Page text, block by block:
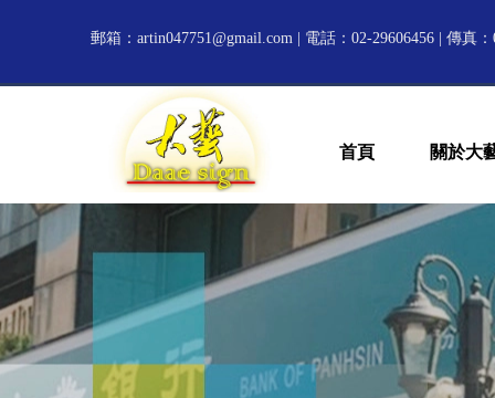
郵箱： artin047751@gmail.com | 電話：02-29606456 | 傳真
首頁 關於大